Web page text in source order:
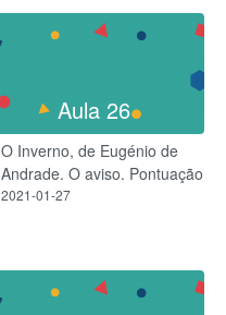
Aula 26
O Inverno, de Eugénio de
Andrade. O aviso. Pontuação
2021-01-27